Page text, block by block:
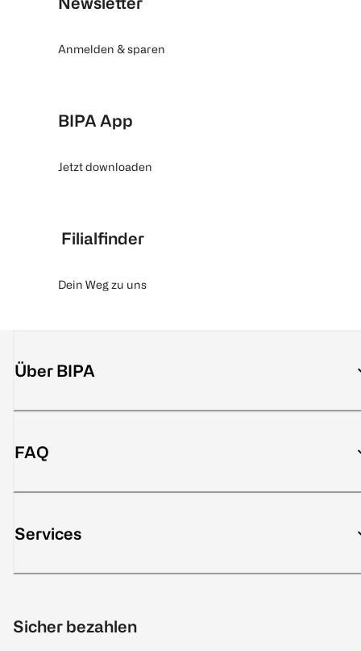
Anmelden & sparen
BIPA App
Jetzt downloaden
Filialfinder
Dein Weg zu uns
Über BIPA
FAQ
Services
Sicher bezahlen